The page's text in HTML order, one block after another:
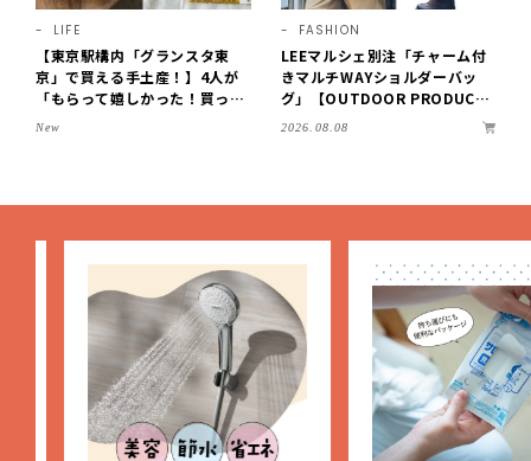
LIFE
【東京駅構内「グランスタ東
京」で買える手土産！】4人が
「もらって嬉しかった！買って
よかった」スイーツを拝見♪G
New
FASHION
LEEマルシェ別注「チャーム付
きマルチWAYショルダーバッ
グ」【OUTDOOR PRODUCT
S ×LEE100人隊】第3弾はリッ
2026.08.08